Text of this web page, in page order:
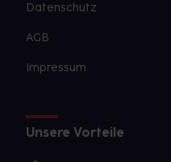
Datenschutz
AGB
Impressum
Unsere Vorteile